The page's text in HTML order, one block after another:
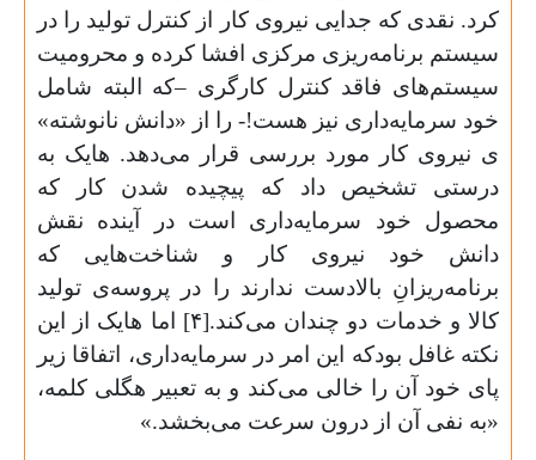
کرد. نقدی که جدایی نیروی کار از کنترل تولید را در
سیستم برنامه‌ریزی مرکزی افشا کرده و محرومیت
سیستم‌های فاقد کنترل کارگری –که البته شامل
خود سرمایه‌داری نیز هست!- را از «دانش نانوشته»
ی نیروی کار مورد بررسی قرار می‌دهد. هایک به
درستی تشخیص داد که پیچیده شدن کار که
محصول خود سرمایه‌داری است در آینده نقش
دانش خود نیروی کار و شناخت‌هایی که
برنامه‌ریزانِ بالادست ندارند را در پروسه‌ی تولید
کالا و خدمات دو چندان می‌کند.[۴] اما هایک از این
نکته غافل بودکه این امر در سرمایه‌داری، اتفاقا زیر
پای خود آن را خالی می‌کند و به تعبیر هگلی کلمه،
«به نفی آن از درون سرعت می‌بخشد.
»